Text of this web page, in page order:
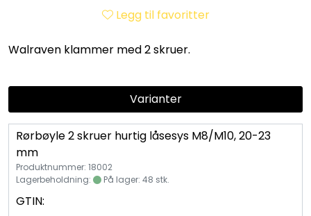
Legg til favoritter
Walraven klammer med 2 skruer.
Varianter
Rørbøyle 2 skruer hurtig låsesys M8/M10, 20-23
mm
Produktnummer: 18002
Lagerbeholdning:
På lager: 48 stk.
GTIN:
Vifter
Vekslere
Målere
Skap
Viftekonvektorer